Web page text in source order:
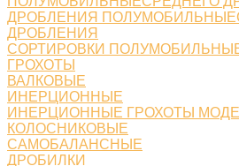
ДРОБЛЕНИЯ
ДРОБЛЕНИЯ
СОРТИРОВКИ
ГРОХОТЫ
ВАЛКОВЫЕ
ИНЕРЦИОННЫЕ
ИНЕРЦИОННЫЕ ГРОХОТЫ
КОЛОСНИКОВЫЕ
САМОБАЛАНСНЫЕ
ДРОБИЛКИ